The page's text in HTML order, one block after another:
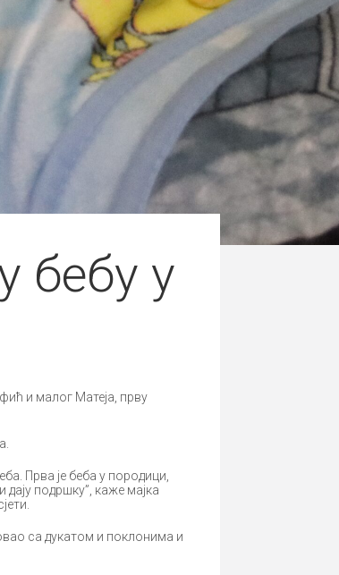
бебу у
и малог Матеја, прву
Прва је беба у породици,
подршку”, каже мајка
са дукатом и поклонима и